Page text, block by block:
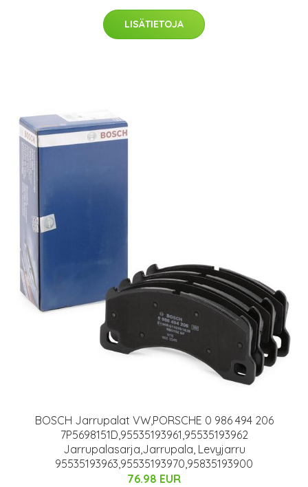
LISÄTIETOJA
BOSCH Jarrupalat VW,PORSCHE 0 986 494 206
7P5698151D,95535193961,95535193962
Jarrupalasarja,Jarrupala, Levyjarru
95535193963,95535193970,95835193900
76.98 EUR